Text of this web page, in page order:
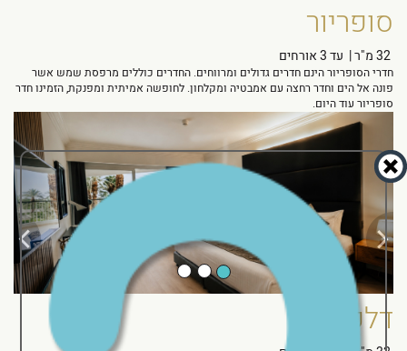
סופריור
| עד 3 אורחים
חדרי הסופריור הינם חדרים גדולים ומרווחים. החדרים כוללים מרפסת שמש אשר
פונה אל הים וחדר רחצה עם אמבטיה ומקלחון. לחופשה אמיתית ומפנקת, הזמינו חדר
סופריור עוד היום.
Previous
Next
דלקס